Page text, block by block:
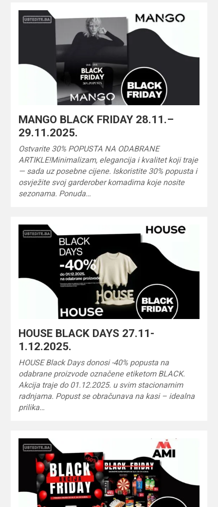
MANGO BLACK FRIDAY 28.11.–
29.11.2025.
Ostvarite 30% POPUSTA NA ODABRANE
ARTIKLE!Minimalizam, elegancija i kvalitet koji traje
— sada uz posebne cijene. Iskoristite 30% popusta i
osvježite svoj garderober komadima koje nosite
sezonama. Ponuda…
HOUSE BLACK DAYS 27.11-
1.12.2025.
HOUSE Black Days donosi -40% popusta na
odabrane proizvode označene etiketom BLACK.
Akcija traje do 01.12.2025. u svim stacionarnim
radnjama. Popust se obračunava na kasi – idealna
prilika…